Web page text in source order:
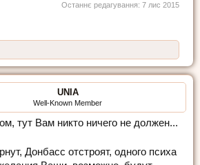
Останнє редагування: 7 лис 2015
UNIA
Well-Known Member
тут Вам никто ничего не должен...
Донбасс отстроят, одного психа